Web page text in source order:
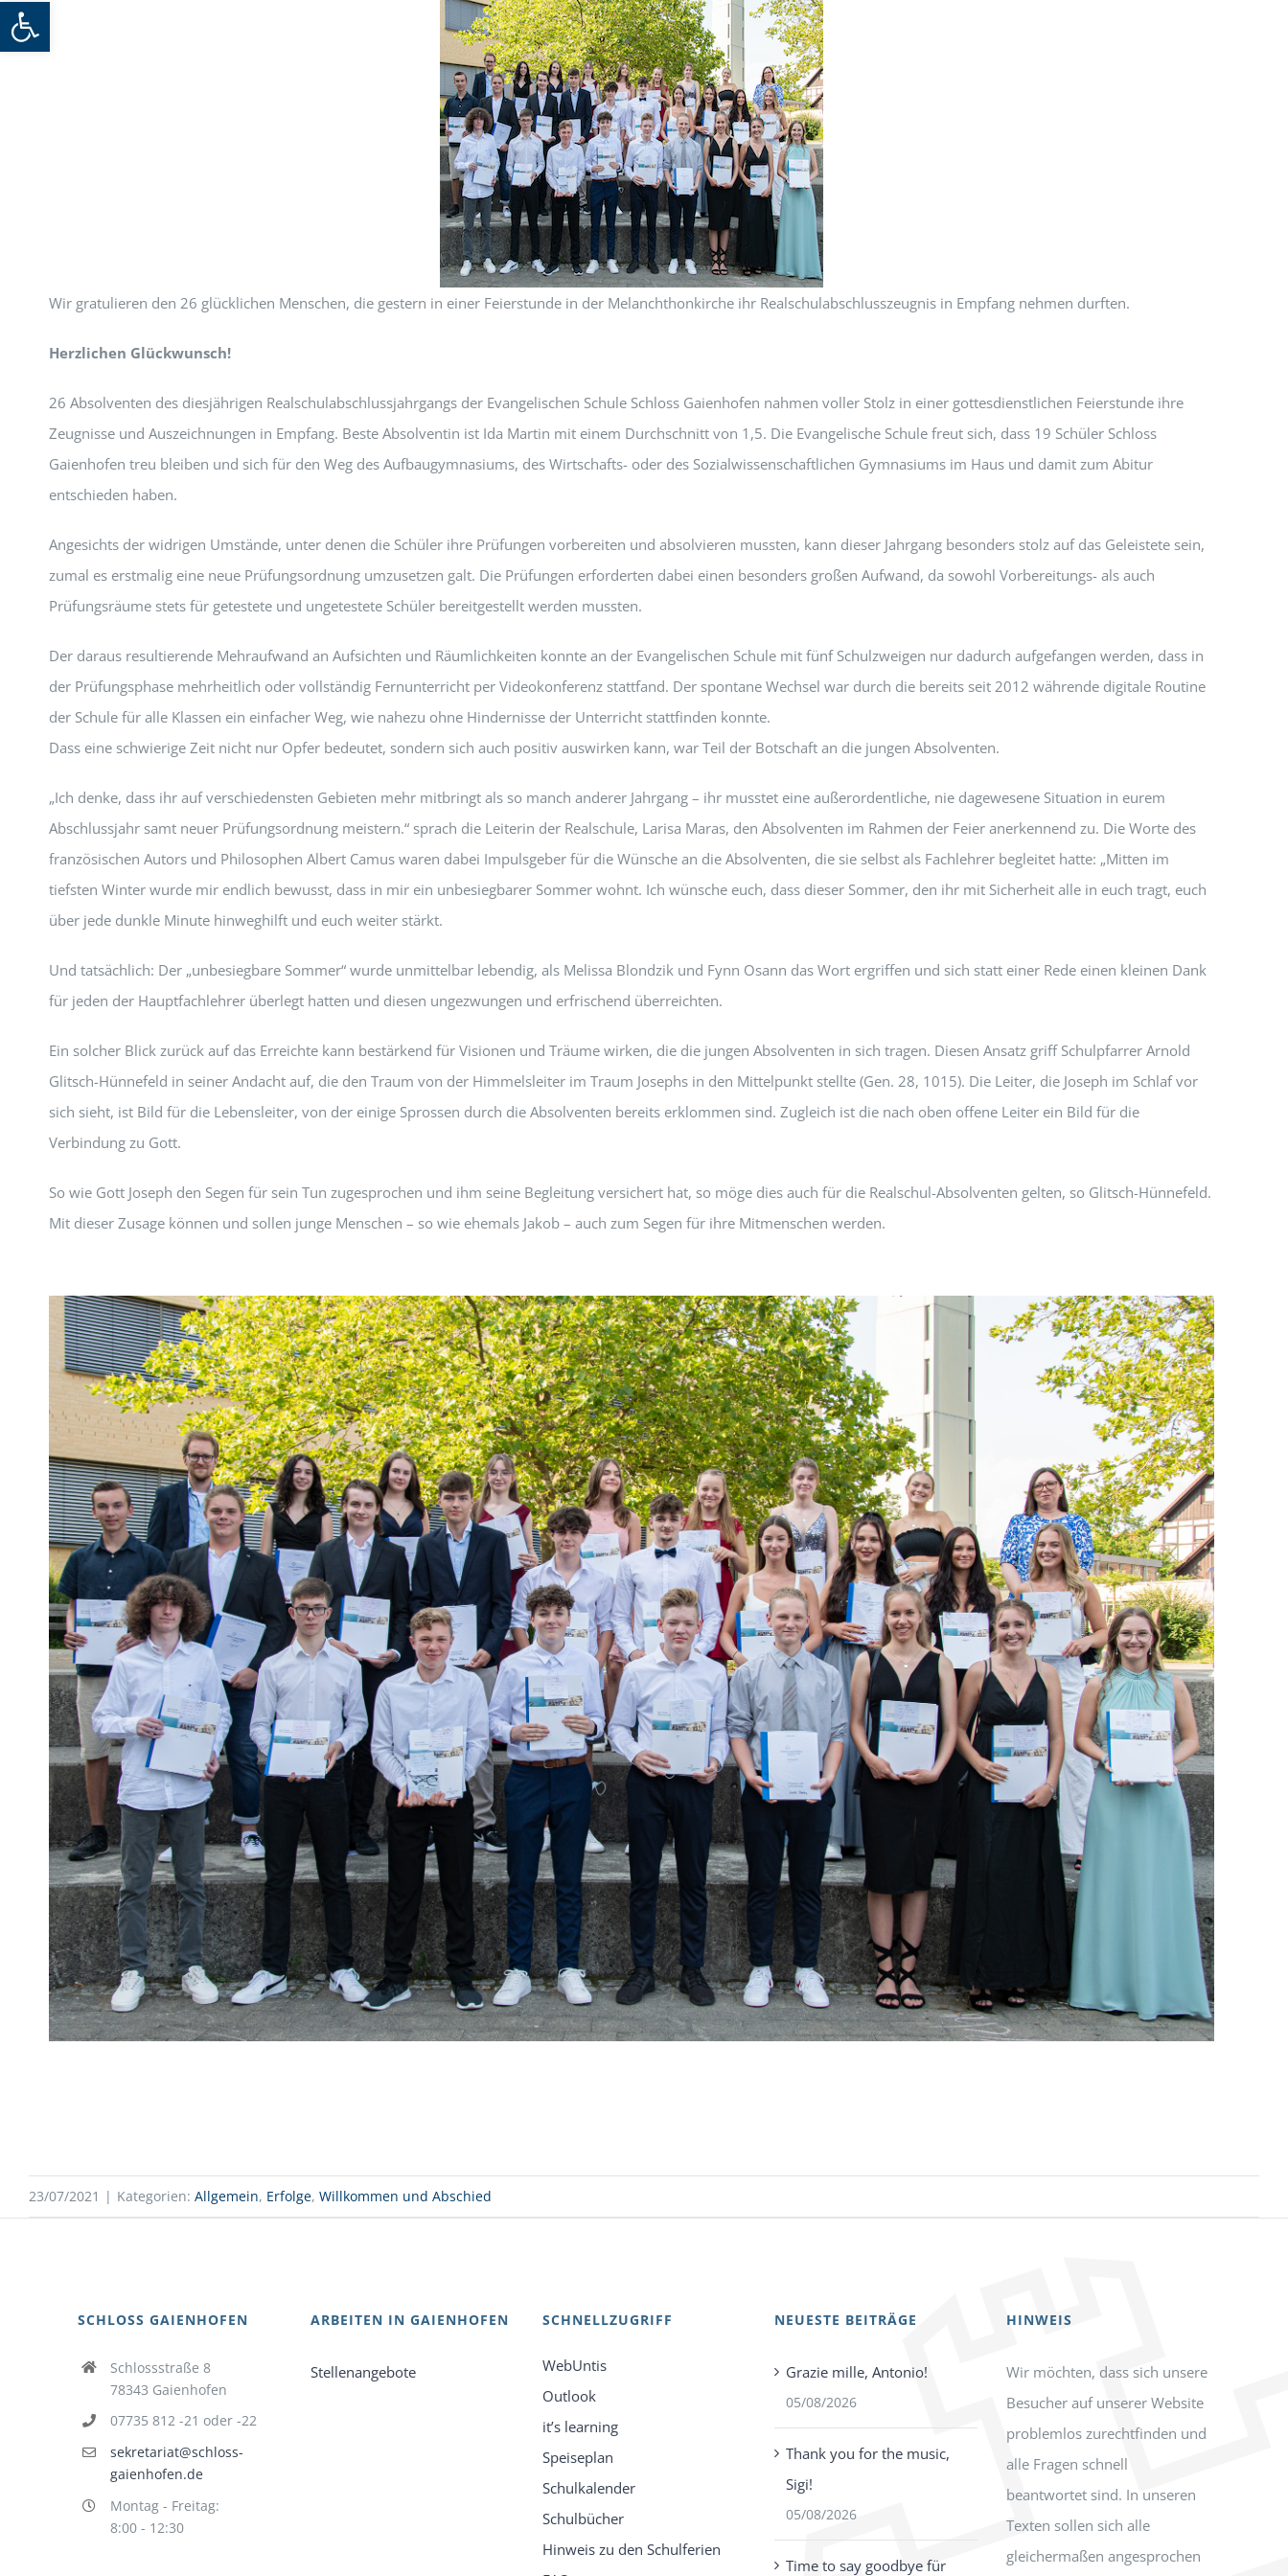
Werkzeugleiste öffnen
Wir gratulieren den 26 glücklichen Menschen, die gestern in einer Feierstunde in der Melanchthonkirche ihr Realschulabschlusszeugnis in Empfang nehmen durften.
Herzlichen Glückwunsch!
26 Absolventen des diesjährigen Realschulabschlussjahrgangs der Evangelischen Schule Schloss Gaienhofen nahmen voller Stolz in einer gottesdienstlichen Feierstunde ihre
Zeugnisse und Auszeichnungen in Empfang. Beste Absolventin ist Ida Martin mit einem Durchschnitt von 1,5. Die Evangelische Schule freut sich, dass 19 Schüler Schloss
Gaienhofen treu bleiben und sich für den Weg des Aufbaugymnasiums, des Wirtschafts- oder des Sozialwissenschaftlichen Gymnasiums im Haus und damit zum Abitur
entschieden haben.
Angesichts der widrigen Umstände, unter denen die Schüler ihre Prüfungen vorbereiten und absolvieren mussten, kann dieser Jahrgang besonders stolz auf das Geleistete sein,
zumal es erstmalig eine neue Prüfungsordnung umzusetzen galt. Die Prüfungen erforderten dabei einen besonders großen Aufwand, da sowohl Vorbereitungs- als auch
Prüfungsräume stets für getestete und ungetestete Schüler bereitgestellt werden mussten.
Der daraus resultierende Mehraufwand an Aufsichten und Räumlichkeiten konnte an der Evangelischen Schule mit fünf Schulzweigen nur dadurch aufgefangen werden, dass in
der Prüfungsphase mehrheitlich oder vollständig Fernunterricht per Videokonferenz stattfand. Der spontane Wechsel war durch die bereits seit 2012 währende digitale Routine
der Schule für alle Klassen ein einfacher Weg, wie nahezu ohne Hindernisse der Unterricht stattfinden konnte.
Dass eine schwierige Zeit nicht nur Opfer bedeutet, sondern sich auch positiv auswirken kann, war Teil der Botschaft an die jungen Absolventen.
„Ich denke, dass ihr auf verschiedensten Gebieten mehr mitbringt als so manch anderer Jahrgang – ihr musstet eine außerordentliche, nie dagewesene Situation in eurem
Abschlussjahr samt neuer Prüfungsordnung meistern.“ sprach die Leiterin der Realschule, Larisa Maras, den Absolventen im Rahmen der Feier anerkennend zu. Die Worte des
französischen Autors und Philosophen Albert Camus waren dabei Impulsgeber für die Wünsche an die Absolventen, die sie selbst als Fachlehrer begleitet hatte: „Mitten im
tiefsten Winter wurde mir endlich bewusst, dass in mir ein unbesiegbarer Sommer wohnt. Ich wünsche euch, dass dieser Sommer, den ihr mit Sicherheit alle in euch tragt, euch
über jede dunkle Minute hinweghilft und euch weiter stärkt.
Und tatsächlich: Der „unbesiegbare Sommer“ wurde unmittelbar lebendig, als Melissa Blondzik und Fynn Osann das Wort ergriffen und sich statt einer Rede einen kleinen Dank
für jeden der Hauptfachlehrer überlegt hatten und diesen ungezwungen und erfrischend überreichten.
Ein solcher Blick zurück auf das Erreichte kann bestärkend für Visionen und Träume wirken, die die jungen Absolventen in sich tragen. Diesen Ansatz griff Schulpfarrer Arnold
Glitsch-Hünnefeld in seiner Andacht auf, die den Traum von der Himmelsleiter im Traum Josephs in den Mittelpunkt stellte (Gen. 28, 1015). Die Leiter, die Joseph im Schlaf vor
sich sieht, ist Bild für die Lebensleiter, von der einige Sprossen durch die Absolventen bereits erklommen sind. Zugleich ist die nach oben offene Leiter ein Bild für die
Verbindung zu Gott.
So wie Gott Joseph den Segen für sein Tun zugesprochen und ihm seine Begleitung versichert hat, so möge dies auch für die Realschul-Absolventen gelten, so Glitsch-Hünnefeld.
Mit dieser Zusage können und sollen junge Menschen – so wie ehemals Jakob – auch zum Segen für ihre Mitmenschen werden.
23/07/2021 | Kategorien: Allgemein, Erfolge, Willkommen und Abschied
SCHLOSS GAIENHOFEN
Schlossstraße 8
78343 Gaienhofen
07735 812 -21 oder -22
sekretariat@schloss-
gaienhofen.de
Montag - Freitag:
8:00 - 12:30
ARBEITEN IN GAIENHOFEN
Stellenangebote
SCHNELLZUGRIFF
WebUntis
Outlook
it’s learning
Speiseplan
Schulkalender
Schulbücher
Hinweis zu den Schulferien
NEUESTE BEITRÄGE
Grazie mille, Antonio!
05/08/2026
Thank you for the music,
Sigi!
05/08/2026
Time to say goodbye für
HINWEIS
Wir möchten, dass sich unsere
Besucher auf unserer Website
problemlos zurechtfinden und
alle Fragen schnell
beantwortet sind. In unseren
Texten sollen sich alle
gleichermaßen angesprochen